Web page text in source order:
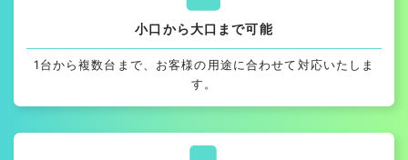
小口から大口まで可能
1台から複数台まで、お客様の用途に合わせて対応いたしま
す。